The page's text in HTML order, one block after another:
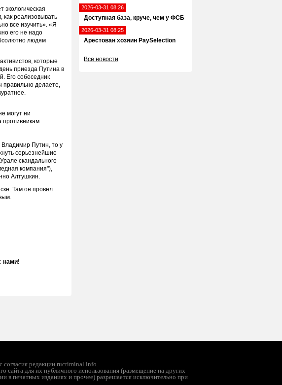
2026-03-31 08:26
Доступная база, круче, чем у ФСБ
2026-03-31 08:25
Арестован хозяин PaySelection
Все новости
экологическая
как реализовывать
все изучить». «Я
его не надо
людям
которые
приезда Путина в
Его собеседник
делаете,
могут ни
противникам
Путин, то у
серьезнейшие
скандального
компания"),
Алтушкин.
Там он провел
нами!
согласия редакции rucriminal.info.
сайта для их публичного использования (размещение на других
в печатных изданиях и прочее) разрешается исключительно при